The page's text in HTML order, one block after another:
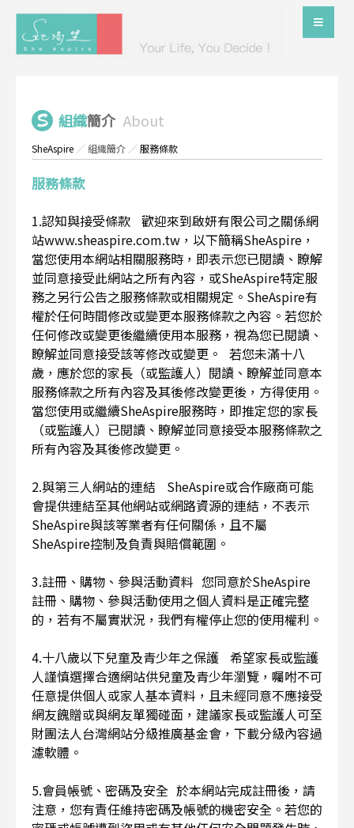
組織簡介 About
SheAspire ／組織簡介 ／服務條款
服務條款
1.認知與接受條款 歡迎來到啟妍有限公司之關係網
站www.sheaspire.com.tw，以下簡稱SheAspire，
當您使用本網站相關服務時，即表示您已閱讀、瞭解
並同意接受此網站之所有內容，或SheAspire特定服
務之另行公告之服務條款或相關規定。SheAspire有
權於任何時間修改或變更本服務條款之內容。若您於
任何修改或變更後繼續使用本服務，視為您已閱讀、
瞭解並同意接受該等修改或變更。 若您未滿十八
歲，應於您的家長（或監護人）閱讀、瞭解並同意本
服務條款之所有內容及其後修改變更後，方得使用。
當您使用或繼續SheAspire服務時，即推定您的家長
（或監護人）已閱讀、瞭解並同意接受本服務條款之
所有內容及其後修改變更。
2.與第三人網站的連結 SheAspire或合作廠商可能
會提供連結至其他網站或網路資源的連結，不表示
SheAspire與該等業者有任何關係，且不屬
SheAspire控制及負責與賠償範圍。
3.註冊、購物、參與活動資料 您同意於SheAspire
註冊、購物、參與活動使用之個人資料是正確完整
的，若有不屬實狀況，我們有權停止您的使用權利。
4.十八歲以下兒童及青少年之保護 希望家長或監護
人謹慎選擇合適網站供兒童及青少年瀏覽，囑咐不可
任意提供個人或家人基本資料，且未經同意不應接受
網友餽贈或與網友單獨碰面，建議家長或監護人可至
財團法人台灣網站分級推廣基金會，下載分級內容過
濾軟體。
5.會員帳號、密碼及安全 於本網站完成註冊後，請
注意，您有責任維持密碼及帳號的機密安全。若您的